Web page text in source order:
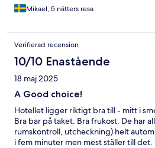
Mikael, 5 nätters resa
Verifierad recension
10/10 Enastående
18 maj 2025
A Good choice!
Hotellet ligger riktigt bra till - mitt i
Bra bar på taket. Bra frukost. De har
rumskontroll, utcheckning) helt
i fem minuter men mest ställer till det.